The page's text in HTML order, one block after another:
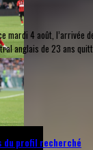
mardi 4 août, l’arrivée
anglais de 23 ans
profil recherché